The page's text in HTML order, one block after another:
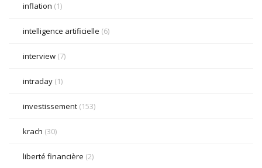
inflation (1)
intelligence artificielle (6)
interview (7)
intraday (1)
investissement (153)
krach (30)
liberté financière (2)